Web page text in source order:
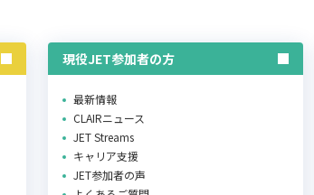
現役JET参加者の方
最新情報
CLAIRニュース
JET Streams
キャリア支援
JET参加者の声